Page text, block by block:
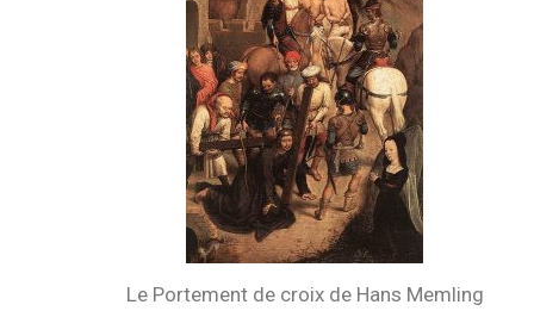
Le Portement de croix de Hans Memling